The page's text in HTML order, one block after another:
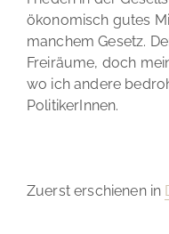
ökonomisch gutes
manchem Gesetz.
Freiräume, doch
wo ich andere
PolitikerInnen.
Zuerst erschienen in